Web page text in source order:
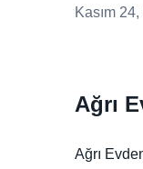
Kasım
Ağrı
Ağrı